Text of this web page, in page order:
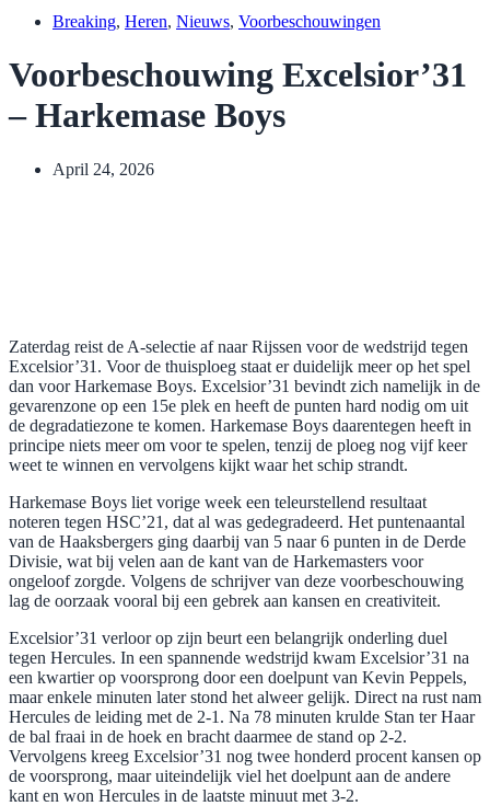
Breaking, Heren, Nieuws, Voorbeschouwingen
Voorbeschouwing Excelsior’31
– Harkemase Boys
April 24, 2026
Zaterdag reist de A-selectie af naar Rijssen voor de wedstrijd tegen
Excelsior’31. Voor de thuisploeg staat er duidelijk meer op het spel
dan voor Harkemase Boys. Excelsior’31 bevindt zich namelijk in de
gevarenzone op een 15e plek en heeft de punten hard nodig om uit
de degradatiezone te komen. Harkemase Boys daarentegen heeft in
principe niets meer om voor te spelen, tenzij de ploeg nog vijf keer
weet te winnen en vervolgens kijkt waar het schip strandt.
Harkemase Boys liet vorige week een teleurstellend resultaat
noteren tegen HSC’21, dat al was gedegradeerd. Het puntenaantal
van de Haaksbergers ging daarbij van 5 naar 6 punten in de Derde
Divisie, wat bij velen aan de kant van de Harkemasters voor
ongeloof zorgde. Volgens de schrijver van deze voorbeschouwing
lag de oorzaak vooral bij een gebrek aan kansen en creativiteit.
Excelsior’31 verloor op zijn beurt een belangrijk onderling duel
tegen Hercules. In een spannende wedstrijd kwam Excelsior’31 na
een kwartier op voorsprong door een doelpunt van Kevin Peppels,
maar enkele minuten later stond het alweer gelijk. Direct na rust nam
Hercules de leiding met de 2-1. Na 78 minuten krulde Stan ter Haar
de bal fraai in de hoek en bracht daarmee de stand op 2-2.
Vervolgens kreeg Excelsior’31 nog twee honderd procent kansen op
de voorsprong, maar uiteindelijk viel het doelpunt aan de andere
kant en won Hercules in de laatste minuut met 3-2.